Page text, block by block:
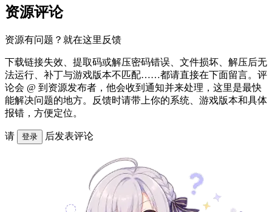
资源评论
资源有问题？就在这里反馈
下载链接失效、提取码或解压密码错误、文件损坏、解压后无
法运行、补丁与游戏版本不匹配……都请直接在下面留言。评
论会 @ 到资源发布者，他会收到通知并来处理，这里是最快
能解决问题的地方。反馈时请带上你的系统、游戏版本和具体
报错，方便定位。
请 登录 后发表评论